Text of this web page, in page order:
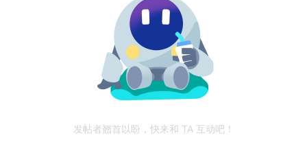
发帖者翘首以盼，快来和 TA 互动吧！